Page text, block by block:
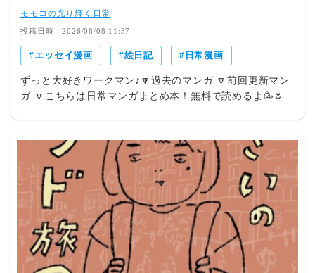
モモコの光り輝く日常
投稿日時：2026/08/08 11:37
エッセイ漫画 絵日記 日常漫画
ずっと大好きワークマン♪🔽過去のマンガ 🔽前回更新マン
ガ 🔽こちらは日常マンガまとめ本！無料で読めるよ🥳🌷